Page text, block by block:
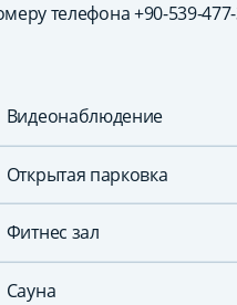
телефона +90-539-
Видеонаблюдение
Открытая парковка
Фитнес зал
Сауна